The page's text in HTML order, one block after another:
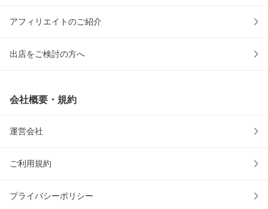
アフィリエイトのご紹介
出店をご検討の方へ
会社概要・規約
運営会社
ご利用規約
プライバシーポリシー